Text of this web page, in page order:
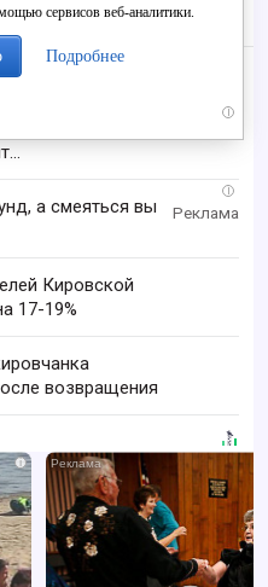
БПЛА
i
Что люди
i
а смеяться вы
Кировской
17-19%
возвращения
i
сервисов веб-аналитики.
Подробнее